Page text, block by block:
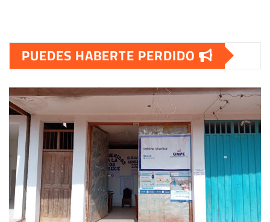
PUEDES HABERTE PERDIDO